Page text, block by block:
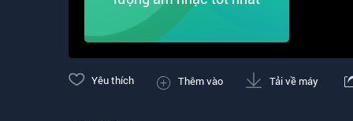
Yêu thích Thêm vào Tải về máy